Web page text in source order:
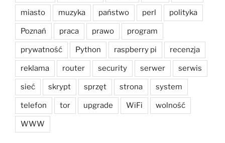
miasto muzyka państwo perl polityka
Poznań praca prawo program
prywatność Python raspberry pi recenzja
reklama router security serwer serwis
sieć skrypt sprzęt strona system
telefon tor upgrade WiFi wolność
WWW